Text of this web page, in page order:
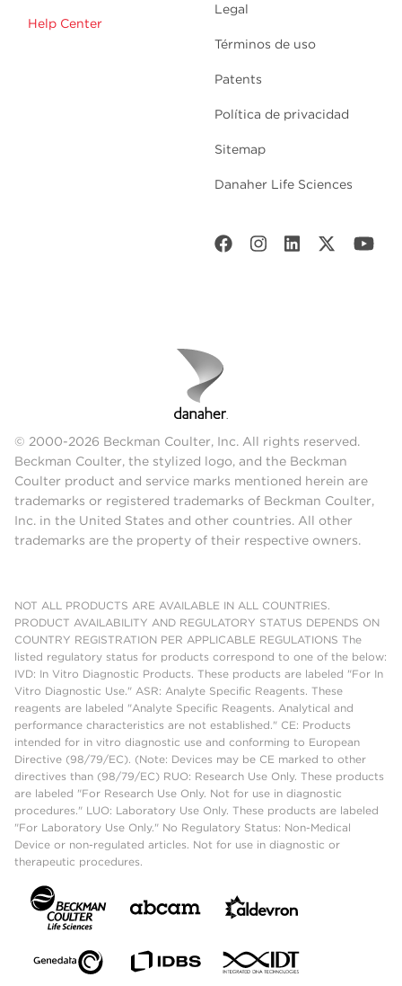
Help Center
Legal
Términos de uso
Patents
Política de privacidad
Sitemap
Danaher Life Sciences
© 2000-2026 Beckman Coulter, Inc. All rights reserved.
Beckman Coulter, the stylized logo, and the Beckman
Coulter product and service marks mentioned herein are
trademarks or registered trademarks of Beckman Coulter,
Inc. in the United States and other countries. All other
trademarks are the property of their respective owners.
NOT ALL PRODUCTS ARE AVAILABLE IN ALL COUNTRIES.
PRODUCT AVAILABILITY AND REGULATORY STATUS DEPENDS ON
COUNTRY REGISTRATION PER APPLICABLE REGULATIONS The
listed regulatory status for products correspond to one of the below:
IVD: In Vitro Diagnostic Products. These products are labeled "For In
Vitro Diagnostic Use." ASR: Analyte Specific Reagents. These
reagents are labeled "Analyte Specific Reagents. Analytical and
performance characteristics are not established." CE: Products
intended for in vitro diagnostic use and conforming to European
Directive (98/79/EC). (Note: Devices may be CE marked to other
directives than (98/79/EC) RUO: Research Use Only. These products
are labeled "For Research Use Only. Not for use in diagnostic
procedures." LUO: Laboratory Use Only. These products are labeled
"For Laboratory Use Only." No Regulatory Status: Non-Medical
Device or non-regulated articles. Not for use in diagnostic or
therapeutic procedures.